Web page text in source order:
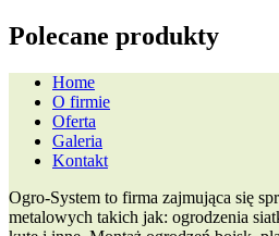
Polecane produkty
Home
O firmie
Oferta
Galeria
Kontakt
Ogro-System to firma zajmująca się
metalowych takich jak: ogrodzenia